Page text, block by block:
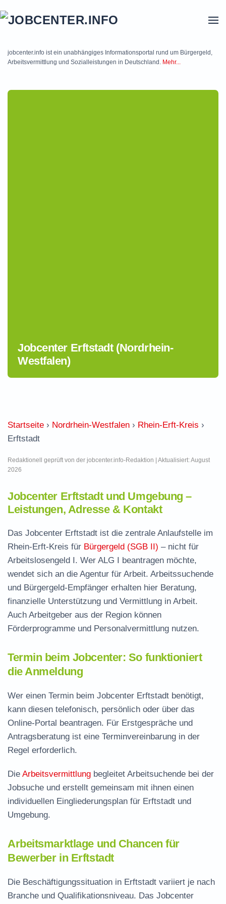
jobcenter.info ist ein unabhängiges Informationsportal rund um Bürgergeld,
Arbeitsvermittlung und Sozialleistungen in Deutschland. Mehr...
Jobcenter Erftstadt (Nordrhein-
Westfalen)
Startseite › Nordrhein-Westfalen › Rhein-Erft-Kreis ›
Erftstadt
Redaktionell geprüft von der jobcenter.info-Redaktion | Aktualisiert: August
2026
Jobcenter Erftstadt und Umgebung –
Leistungen, Adresse & Kontakt
Das Jobcenter Erftstadt ist die zentrale Anlaufstelle im
Rhein-Erft-Kreis für Bürgergeld (SGB II) – nicht für
Arbeitslosengeld I. Wer ALG I beantragen möchte,
wendet sich an die Agentur für Arbeit. Arbeitssuchende
und Bürgergeld-Empfänger erhalten hier Beratung,
finanzielle Unterstützung und Vermittlung in Arbeit.
Auch Arbeitgeber aus der Region können
Förderprogramme und Personalvermittlung nutzen.
Termin beim Jobcenter: So funktioniert
die Anmeldung
Wer einen Termin beim Jobcenter Erftstadt benötigt,
kann diesen telefonisch, persönlich oder über das
Online-Portal beantragen. Für Erstgespräche und
Antragsberatung ist eine Terminvereinbarung in der
Regel erforderlich.
Die Arbeitsvermittlung begleitet Arbeitsuchende bei der
Jobsuche und erstellt gemeinsam mit ihnen einen
individuellen Eingliederungsplan für Erftstadt und
Umgebung.
Arbeitsmarktlage und Chancen für
Bewerber in Erftstadt
Die Beschäftigungssituation in Erftstadt variiert je nach
Branche und Qualifikationsniveau. Das Jobcenter